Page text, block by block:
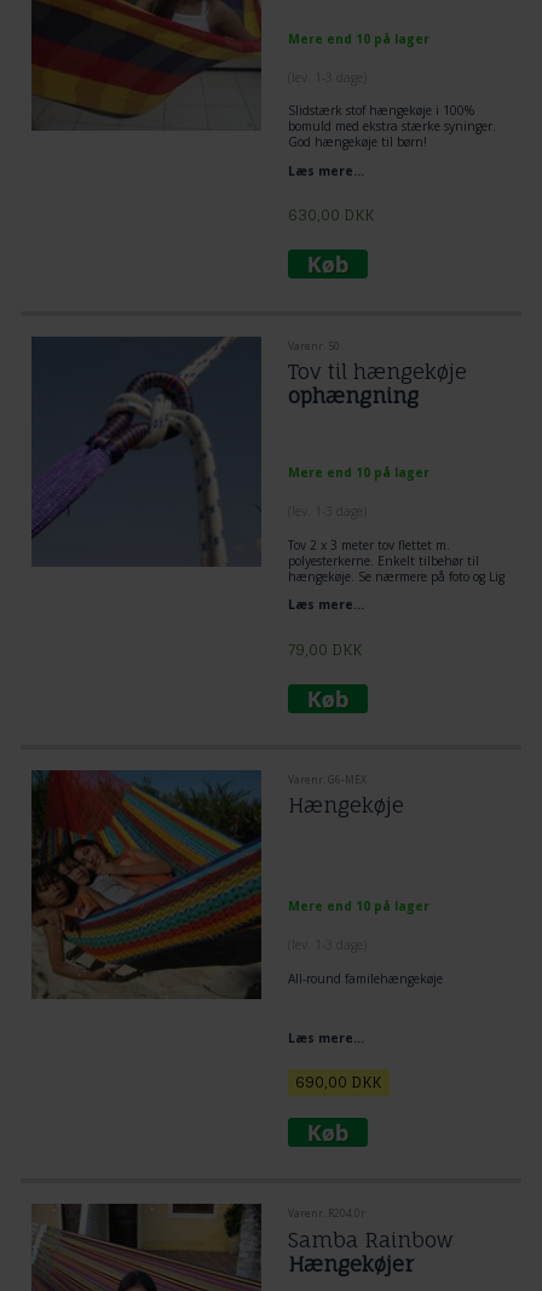
Mere end 10 på lager
Slidstærk stof hængekøje i 100%
bomuld med ekstra stærke syninger.
God hængekøje til børn!
Læs mere...
630,00 DKK
Varenr. 50
Tov til hængekøje
ophængning
Mere end 10 på lager
Tov 2 x 3 meter tov flettet m.
polyesterkerne. Enkelt tilbehør til
hængekøje. Se nærmere på foto og Lig
flagknob mellem hængekøje og tov.
Læs mere...
79,00 DKK
Varenr. G6-MEX
Hængekøje
Mere end 10 på lager
All-round familehængekøje
Læs mere...
690,00 DKK
Varenr. R204.0r
Samba Rainbow
Hængekøjer